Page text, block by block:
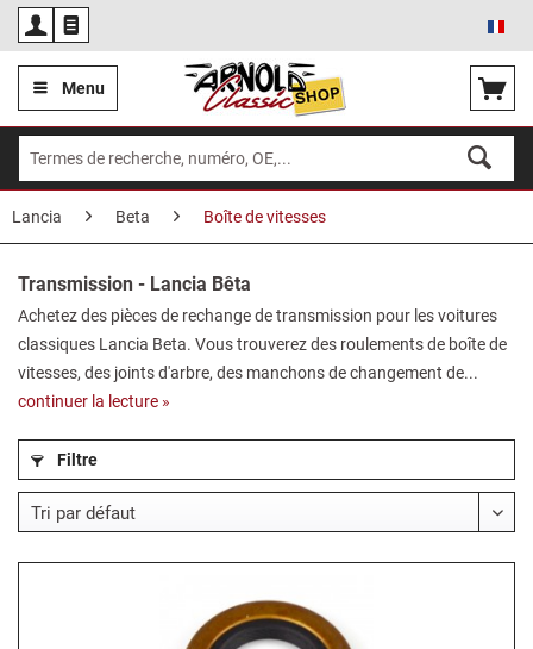
Menu
Lancia Beta Boîte de vitesses
Transmission - Lancia Bêta
Achetez des pièces de rechange de transmission pour les voitures
classiques Lancia Beta. Vous trouverez des roulements de boîte de
vitesses, des joints d'arbre, des manchons de changement de...
continuer la lecture »
Filtre